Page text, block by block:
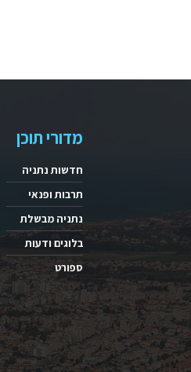
מדורי תוכן
חדשות נתניה
תרבות ופנאי
נתניה מבשלת
בלוגים ודעות
ספורט